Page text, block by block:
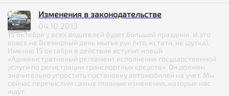
Изменения в законодательстве
04.10.2013
15 октября у всех водителей будет большой праздник. И это
вовсе не Всемирный день мытья рук (что, кстати, не шутка).
Именно 15 октября в действие вступит новый
«Административный регламент исполнения государственной
услуги по регистрации транспортных средств». Он должен
значительно упростить постановку автомобилей на учет. Мы
сейчас перечислим самые главные изменения, которые нас
ждут: